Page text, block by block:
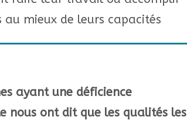
au mieux de leurs capacités
ayant une déficience
nous ont dit que les qualités les